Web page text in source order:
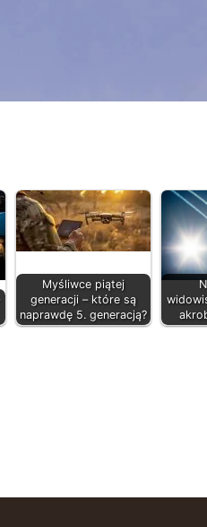
Myśliwce piątej
generacji – które są
naprawdę 5. generacją?